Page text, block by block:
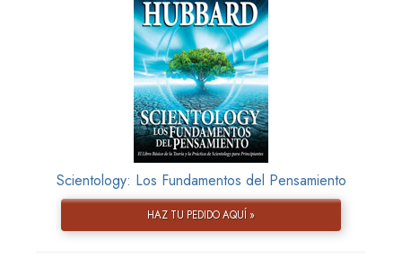
Scientology: Los Fundamentos del Pensamiento
HAZ TU PEDIDO AQUÍ »